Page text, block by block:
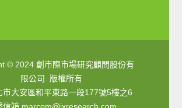
© 2024 創市際市場研究顧問股份有
限公司. 版權所有
市大安區和平東路一段177號5樓之6